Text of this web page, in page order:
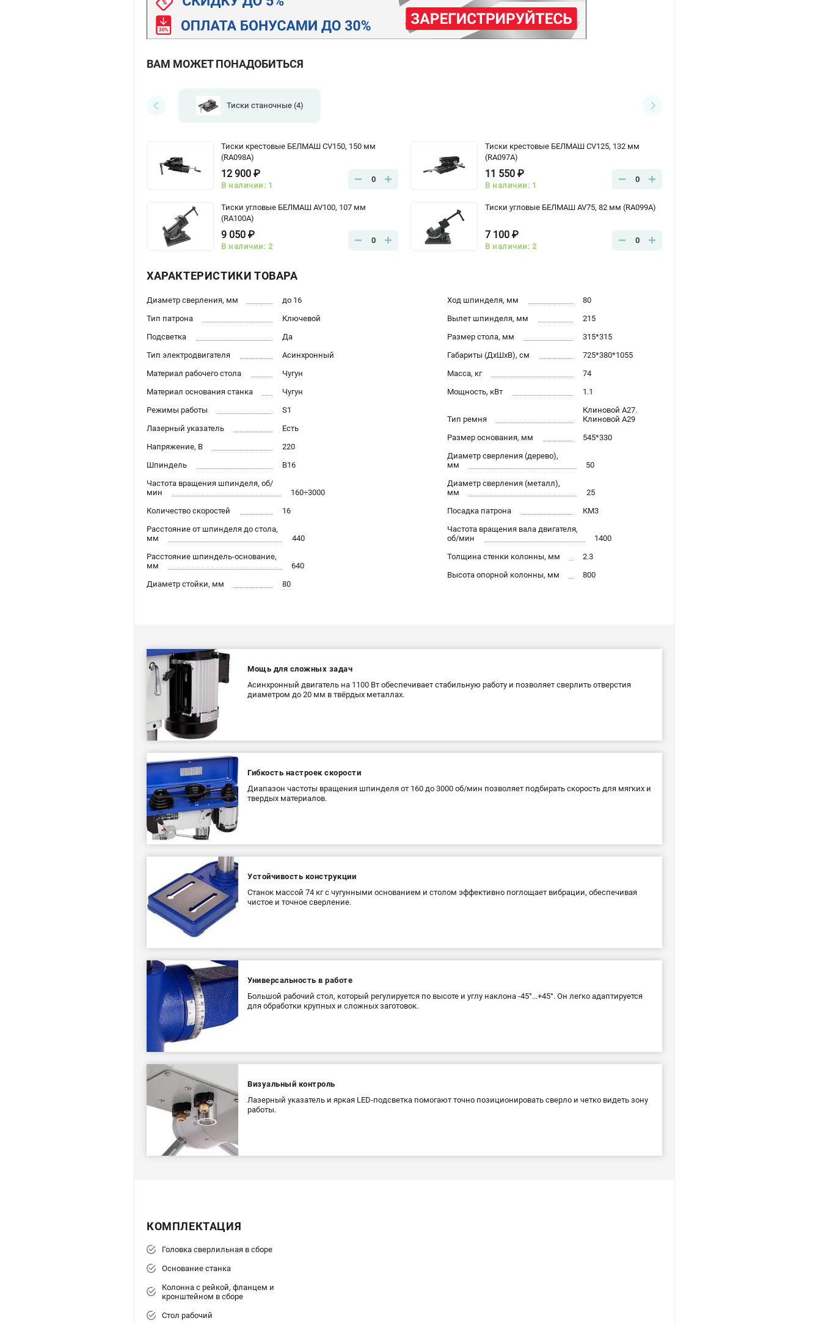
ВАМ МОЖЕТ ПОНАДОБИТЬСЯ
Тиски станочные(4)
Тиски крестовые БЕЛМАШ CV150, 150 мм
(RA098A)
12 900 ₽
В наличии: 1
0
Тиски крестовые БЕЛМАШ CV125, 132 мм
(RA097A)
11 550 ₽
В наличии: 1
0
Тиски угловые БЕЛМАШ AV100, 107 мм
(RA100A)
9 050 ₽
В наличии: 2
0
Тиски угловые БЕЛМАШ AV75, 82 мм (RA099A)
7 100 ₽
В наличии: 2
0
ХАРАКТЕРИСТИКИ ТОВАРА
Диаметр сверления, мм
до 16
Тип патрона
Ключевой
Подсветка
Да
Тип электродвигателя
Асинхронный
Материал рабочего стола
Чугун
Материал основания станка
Чугун
Режимы работы
S1
Лазерный указатель
Есть
Напряжение, В
220
Шпиндель
В16
Частота вращения шпинделя, об/
мин
160÷3000
Количество скоростей
16
Расстояние от шпинделя до стола,
мм
440
Расстояние шпиндель-основание,
мм
640
Диаметр стойки, мм
80
Ход шпинделя, мм
80
Вылет шпинделя, мм
215
Размер стола, мм
315*315
Габариты (ДхШхВ), см
725*380*1055
Масса, кг
74
Мощность, кВт
1.1
Тип ремня
Клиновой А27.
Клиновой А29
Размер основания, мм
545*330
Диаметр сверления (дерево),
мм
50
Диаметр сверления (металл),
мм
25
Посадка патрона
КМ3
Частота вращения вала двигателя,
об/мин
1400
Толщина стенки колонны, мм
2.3
Высота опорной колонны, мм
800
Мощь для сложных задач
Асинхронный двигатель на 1100 Вт обеспечивает стабильную работу и позволяет сверлить отверстия
диаметром до 20 мм в твёрдых металлах.
Гибкость настроек скорости
Диапазон частоты вращения шпинделя от 160 до 3000 об/мин позволяет подбирать скорость для мягких и
твердых материалов.
Устойчивость конструкции
Станок массой 74 кг с чугунными основанием и столом эффективно поглощает вибрации, обеспечивая
чистое и точное сверление.
Универсальность в работе
Большой рабочий стол, который регулируется по высоте и углу наклона -45°...+45°. Он легко адаптируется
для обработки крупных и сложных заготовок.
Визуальный контроль
Лазерный указатель и яркая LED-подсветка помогают точно позиционировать сверло и четко видеть зону
работы.
КОМПЛЕКТАЦИЯ
Головка сверлильная в сборе
Основание станка
Колонна с рейкой, фланцем и
кронштейном в сборе
Стол рабочий